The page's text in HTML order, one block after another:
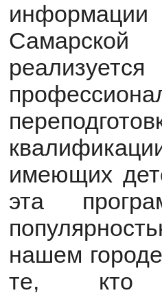
имеющих
эта
нашем
те, кто